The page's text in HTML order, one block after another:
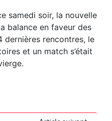
samedi soir, la nouvelle
balance en faveur des
dernières rencontres, le
et un match s’était